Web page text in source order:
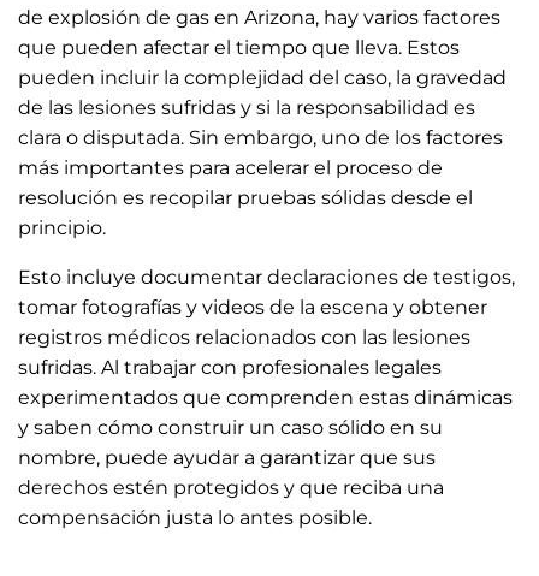
de explosión de gas en Arizona, hay varios factores
que pueden afectar el tiempo que lleva. Estos
pueden incluir la complejidad del caso, la gravedad
de las lesiones sufridas y si la responsabilidad es
clara o disputada. Sin embargo, uno de los factores
más importantes para acelerar el proceso de
resolución es recopilar pruebas sólidas desde el
principio.
Esto incluye documentar declaraciones de testigos,
tomar fotografías y videos de la escena y obtener
registros médicos relacionados con las lesiones
sufridas. Al trabajar con profesionales legales
experimentados que comprenden estas dinámicas
y saben cómo construir un caso sólido en su
nombre, puede ayudar a garantizar que sus
derechos estén protegidos y que reciba una
compensación justa lo antes posible.